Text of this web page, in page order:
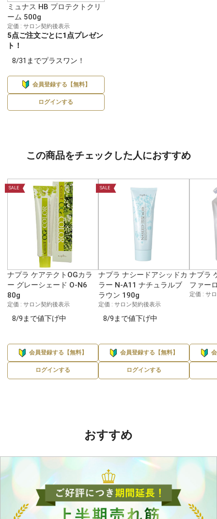
ミュナス HB プロテクトクリ
ーム 500g
定価 : サロン契約後表示
5点ご注文ごとに1点プレゼン
ト！
8/31までプラスワン！
会員登録する【無料】
ログインする
この商品をチェックした人におすすめ
SALE
ナプラ ケアテクトOGカラ
ー グレーシェード O-N6
80g
定価 : サロン契約後表示
8/9まで値下げ中
会員登録する【無料】
ログインする
SALE
ナプラ ナシードアシッドカ
ラー N-A11 ナチュラルブ
ラウン 190g
定価 : サロン契約後表示
8/9まで値下げ中
会員登録する【無料】
ログインする
ナプラ
ファー
定価 : サ
おすすめ